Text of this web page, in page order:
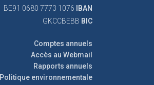
BE91 0680 7773 1076
IBAN
GKCCBEBB BIC
Comptes annuels
Accès au Webmail
Rapports annuels
Politique environnementale